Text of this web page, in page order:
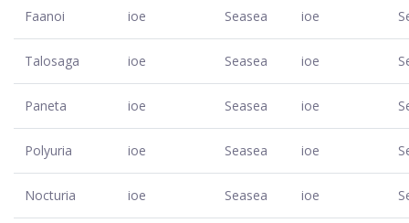
Faanoi ioe Seasea ioe
Talosaga ioe Seasea ioe
Paneta ioe Seasea ioe
Polyuria ioe Seasea ioe
Nocturia ioe Seasea ioe